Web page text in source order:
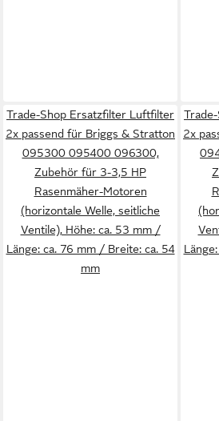
Trade-Shop Ersatzfilter Luftfilter
2x passend für Briggs & Stratton
095300 095400 096300,
Zubehör für 3-3,5 HP
Rasenmäher-Motoren
(horizontale Welle, seitliche
Ventile), Höhe: ca. 53 mm /
Länge: ca. 76 mm / Breite: ca. 54
mm
2x